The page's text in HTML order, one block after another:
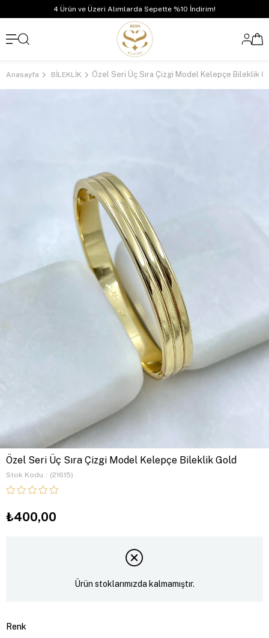
4 Ürün ve Üzeri Alımlarda Sepette %10 İndirim!
Anasayfa BİLEKLİK Özel Seri Üç Sıra Çizgi Model Kelepçe Bileklik
Özel Seri Üç Sıra Çizgi Model Kelepçe Bileklik Gold
Stok Kodu (21615)
₺400,00
Ürün stoklarımızda kalmamıştır.
Renk